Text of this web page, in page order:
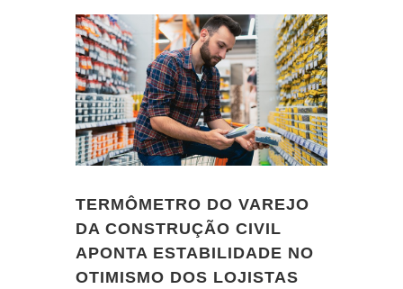
TERMÔMETRO DO VAREJO
DA CONSTRUÇÃO CIVIL
APONTA ESTABILIDADE NO
OTIMISMO DOS LOJISTAS